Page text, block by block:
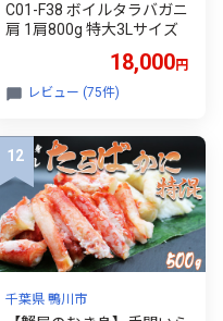
C01-F38 ボイルタラバガニ
肩 1肩800g 特大3Lサイズ
18,000円
レビュー (75件)
千葉県 鴨川市